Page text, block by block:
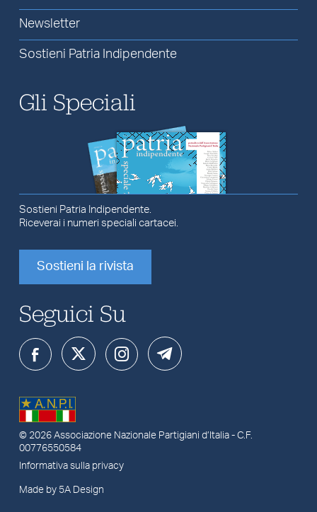
Newsletter
Sostieni Patria Indipendente
Gli Speciali
Sostieni Patria Indipendente.
Riceverai i numeri speciali cartacei.
Sostieni la rivista
Seguici Su
© 2026 Associazione Nazionale Partigiani d’Italia- C.F.
00776550584
Informativa sulla privacy
Made by 5A Design